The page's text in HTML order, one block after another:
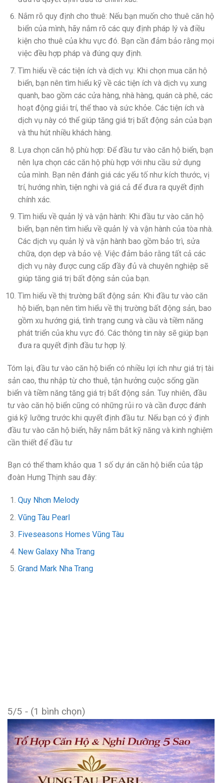
Nắm rõ quy định cho thuê: Nếu bạn muốn cho thuê căn hộ
biển của mình, hãy nắm rõ các quy định pháp lý và điều
kiện cho thuê của khu vực đó. Bạn cần đảm bảo rằng mọi
việc đều hợp pháp và đúng quy định.
Tìm hiểu về các tiện ích và dịch vụ: Khi chọn mua căn hộ
biển, bạn nên tìm hiểu kỹ về các tiện ích và dịch vụ xung
quanh, bao gồm các cửa hàng, nhà hàng, quán cà phê, các
hoạt động giải trí, thể thao và sức khỏe. Các tiện ích và
dịch vụ này có thể giúp tăng giá trị bất động sản của bạn
và thu hút nhiều khách hàng.
Lựa chọn căn hộ phù hợp: Để đầu tư vào căn hộ biển, bạn
nên lựa chọn các căn hộ phù hợp với nhu cầu sử dụng
của mình. Bạn nên đánh giá các yếu tố như kích thước, vị
trí, hướng nhìn, tiện nghi và giá cả để đưa ra quyết định
chính xác.
Tìm hiểu về quản lý và vận hành: Khi đầu tư vào căn hộ
biển, bạn nên tìm hiểu về quản lý và vận hành của tòa nhà.
Các dịch vụ quản lý và vận hành bao gồm bảo trì, sửa
chữa, dọn dẹp và bảo vệ. Việc đảm bảo rằng tất cả các
dịch vụ này được cung cấp đầy đủ và chuyên nghiệp sẽ
giúp tăng giá trị bất động sản của bạn.
Tìm hiểu về thị trường bất động sản: Khi đầu tư vào căn
hộ biển, bạn nên tìm hiểu về thị trường bất động sản, bao
gồm xu hướng giá, tình trạng cung và cầu và tiềm năng
phát triển của khu vực đó. Các thông tin này sẽ giúp bạn
đưa ra quyết định đầu tư hợp lý.
Tóm lại, đầu tư vào căn hộ biển có nhiều lợi ích như giá trị tài
sản cao, thu nhập từ cho thuê, tận hưởng cuộc sống gần
biển và tiềm năng tăng giá trị bất động sản. Tuy nhiên, đầu
tư vào căn hộ biển cũng có những rủi ro và cần được đánh
giá kỹ lưỡng trước khi quyết định đầu tư. Nếu bạn có ý định
đầu tư vào căn hộ biển, hãy nắm bắt kỹ năng và kinh nghiệm
cần thiết để đầu tư
Bạn có thể tham khảo qua 1 số dự án căn hộ biển của tập
đoàn Hưng Thịnh sau đây:
Quy Nhơn Melody
Vũng Tàu Pearl
Fiveseasons Homes Vũng Tàu
New Galaxy Nha Trang
Grand Mark Nha Trang
5/5 - (1 bình chọn)